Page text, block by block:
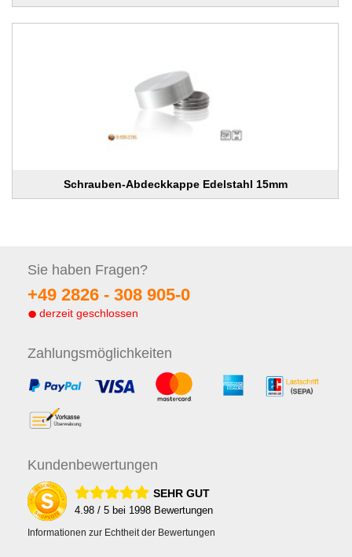
Schrauben-Abdeckkappe Edelstahl 15mm
Sie haben Fragen?
+49 2826 - 308 905-0
derzeit geschlossen
Zahlungsmöglichkeiten
Kundenbewertungen
SEHR GUT
4.98 / 5 bei 1998 Bewertungen
Informationen zur Echtheit der Bewertungen